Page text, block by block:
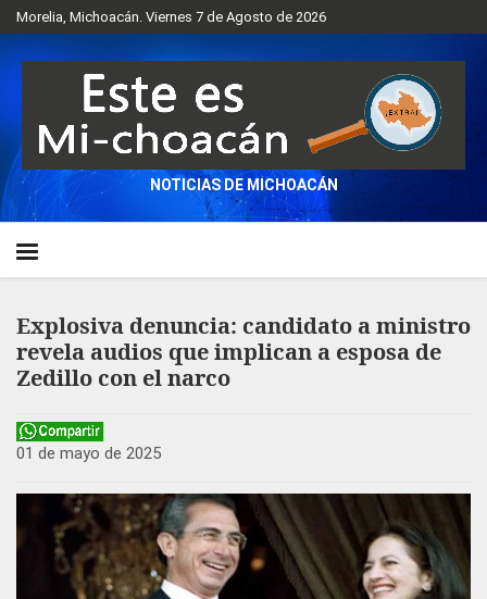
Morelia, Michoacán. Viernes 7 de Agosto de 2026
NOTICIAS DE MICHOACÁN
Explosiva denuncia: candidato a ministro
revela audios que implican a esposa de
Zedillo con el narco
01 de mayo de 2025